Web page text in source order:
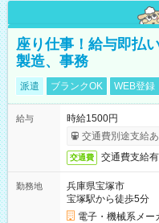
座り仕事！給与即払
製造、事務
派遣 ブランクOK WEB登録
給与
時給1500円
交通費別途支給あ
交通費 交通費支給有
勤務地
兵庫県宝塚市
宝塚駅から徒歩5分
電子・機械系メー